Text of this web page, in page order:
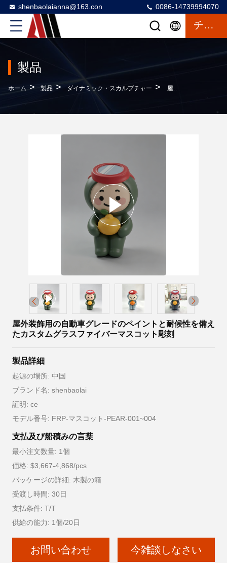
shenbaolaianna@163.con 0086-14739994070
チャットによるご相談
製品
ホーム > 製品 > ダイナミック・スカルプチャー > 屋外装飾用の自動車グレードのペイントと耐候性を備えたカスタムグラスファイバーマスコット彫刻
屋外装飾用の自動車グレードのペイントと耐候性を備え
たカスタムグラスファイバーマスコット彫刻
製品詳細
起源の場所: 中国
ブランド名: shenbaolai
証明: ce
モデル番号: FRP-マスコット-PEAR-001~004
支払及び船積みの言葉
最小注文数量: 1個
価格: $3,667-4,868/pcs
パッケージの詳細: 木製の箱
受渡し時間: 30日
支払条件: T/T
供給の能力: 1個/20日
お問い合わせ 今雑談しなさい